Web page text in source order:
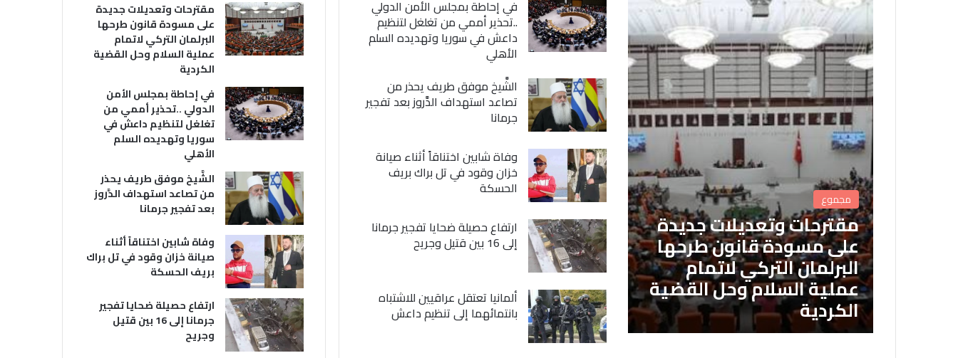
مجموع
مقترحات وتعديلات جديدة
على مسودة قانون طرحها
البرلمان التركي لاتمام
عملية السلام وحل القضية
الكردية
في إحاطة بمجلس الأمن الدولي
..تحذير أممي من تغلغل لتنظيم
داعش في سوريا وتهديده السلم
الأهلي
الشَّيخ موفق طريف يحذر من
تصاعد استهداف الدَّروز بعد تفجير
جرمانا
وفاة شابين اختناقاً أثناء صيانة
خزان وقود في تل براك بريف
الحسكة
ارتفاع حصيلة ضحايا تفجير جرمانا
إلى 16 بين قتيل وجريح
ألمانيا تعتقل عراقيين للاشتباه
بانتمائهما إلى تنظيم داعش
مقترحات وتعديلات جديدة
على مسودة قانون طرحها
البرلمان التركي لاتمام
عملية السلام وحل القضية
الكردية
في إحاطة بمجلس الأمن
الدولي ..تحذير أممي من
تغلغل لتنظيم داعش في
سوريا وتهديده السلم
الأهلي
الشَّيخ موفق طريف يحذر
من تصاعد استهداف الدَّروز
بعد تفجير جرمانا
وفاة شابين اختناقاً أثناء
صيانة خزان وقود في تل براك
بريف الحسكة
ارتفاع حصيلة ضحايا تفجير
جرمانا إلى 16 بين قتيل
وجريح